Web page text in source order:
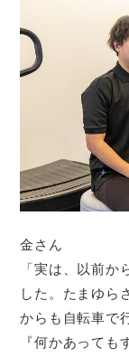
金さん
「実は、以前か
した。たまゆら
からも自転車で
『何かあっても